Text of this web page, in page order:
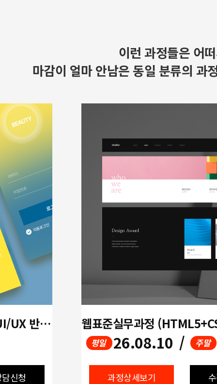
이런 과정들은 어
마감이 얼마 안남은 동일 분류의 과
(디지털디자인)생성형 AI 활용 UI/UX 반응형 웹디자인&웹퍼블리셔(Figma활용)A
신청
평일 26.08.10 / 주말
과정상세보기